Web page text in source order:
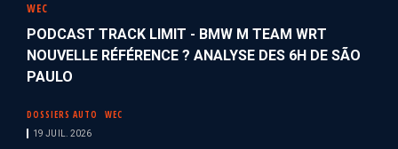
WEC
PODCAST TRACK LIMIT - BMW M TEAM WRT
NOUVELLE RÉFÉRENCE ? ANALYSE DES 6H DE SÃO
PAULO
DOSSIERS AUTO WEC
19 JUIL. 2026